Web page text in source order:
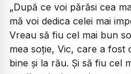
„După ce voi părăsi cea
mă voi dedica celei mai
Vreau să fiu cel mai bun
mea soție, Vic, care a fost
bine și la rău. Și să fiu cel